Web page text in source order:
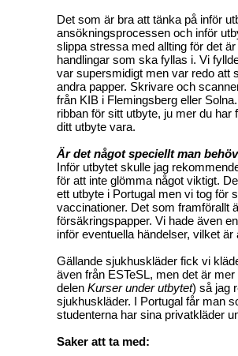
Det som är bra att tänka på inför
ansökningsprocessen och inför
slippa stressa med allting för det
handlingar som ska fyllas i. Vi
var supersmidigt men var redo att
andra papper. Skrivare och
från KIB i Flemingsberg eller
ribban för sitt utbyte, ju mer du
ditt utbyte vara.
Är det något speciellt man
Inför utbytet skulle jag
för att inte glömma något viktigt.
ett utbyte i Portugal men vi tog för
vaccinationer. Det som framförallt
försäkringspapper. Vi hade även
inför eventuella händelser, vilket
Gällande sjukhuskläder fick vi
även från ESTeSL, men det är
delen Kurser under utbytet) så jag
sjukhuskläder. I Portugal får man
studenterna har sina privatkläder
Saker att ta med: